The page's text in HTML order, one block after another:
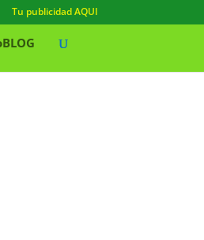
Tu publicidad AQUI